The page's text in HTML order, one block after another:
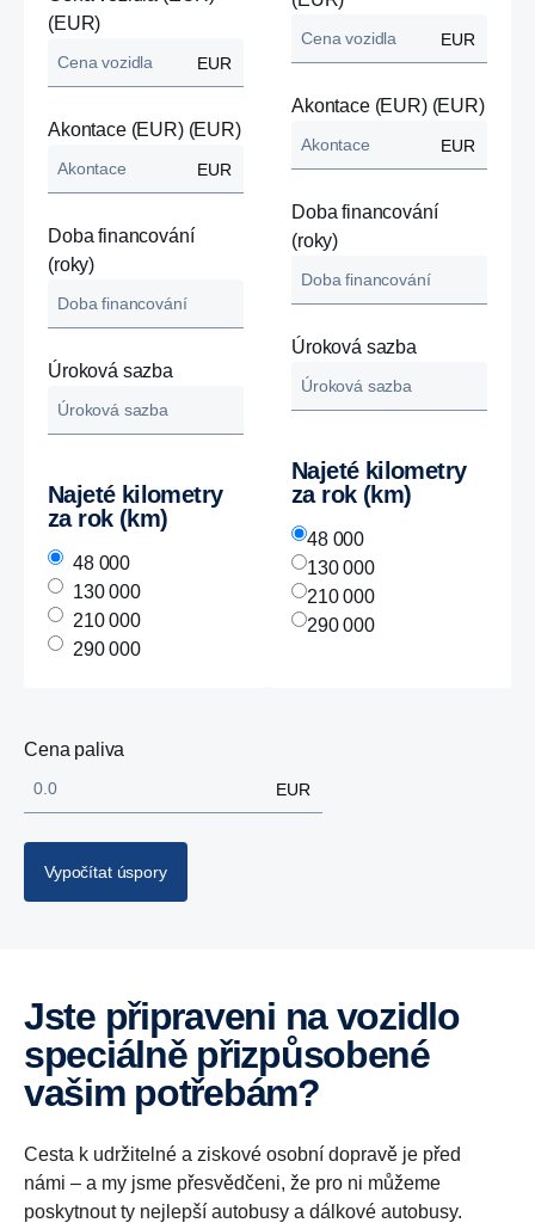
(EUR)
EUR
Akontace (EUR) (EUR)
EUR
Doba financování
(roky)
Úroková sazba
Najeté kilometry
za rok (km)
48 000
130 000
210 000
290 000
EUR
Akontace (EUR) (EUR)
EUR
Doba financování
(roky)
Úroková sazba
Najeté kilometry
za rok (km)
48 000
130 000
210 000
290 000
Cena paliva
EUR
Vypočítat úspory
Jste připraveni na vozidlo
speciálně přizpůsobené
vašim potřebám?
Cesta k udržitelné a ziskové osobní dopravě je před
námi – a my jsme přesvědčeni, že pro ni můžeme
poskytnout ty nejlepší autobusy a dálkové autobusy.